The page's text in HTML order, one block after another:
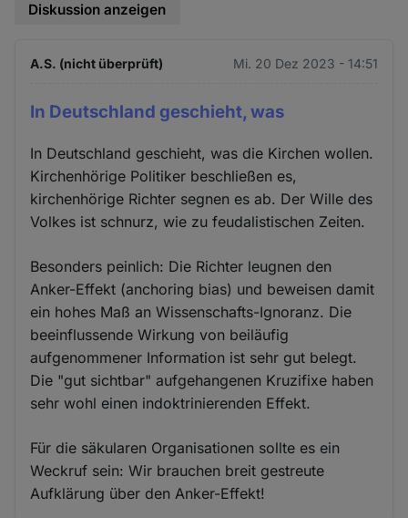
Diskussion anzeigen
A.S. (nicht überprüft) Mi. 20 Dez 2023 - 14:51
In Deutschland geschieht, was
In Deutschland geschieht, was die Kirchen wollen.
Kirchenhörige Politiker beschließen es,
kirchenhörige Richter segnen es ab. Der Wille des
Volkes ist schnurz, wie zu feudalistischen Zeiten.
Besonders peinlich: Die Richter leugnen den
Anker-Effekt (anchoring bias) und beweisen damit
ein hohes Maß an Wissenschafts-Ignoranz. Die
beeinflussende Wirkung von beiläufig
aufgenommener Information ist sehr gut belegt.
Die "gut sichtbar" aufgehangenen Kruzifixe haben
sehr wohl einen indoktrinierenden Effekt.
Für die säkularen Organisationen sollte es ein
Weckruf sein: Wir brauchen breit gestreute
Aufklärung über den Anker-Effekt!